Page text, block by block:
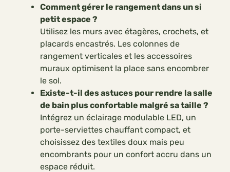
Comment gérer le rangement dans un si
petit espace ?
Utilisez les murs avec étagères, crochets, et
placards encastrés. Les colonnes de
rangement verticales et les accessoires
muraux optimisent la place sans encombrer
le sol.
Existe-t-il des astuces pour rendre la salle
de bain plus confortable malgré sa taille ?
Intégrez un éclairage modulable LED, un
porte-serviettes chauffant compact, et
choisissez des textiles doux mais peu
encombrants pour un confort accru dans un
espace réduit.